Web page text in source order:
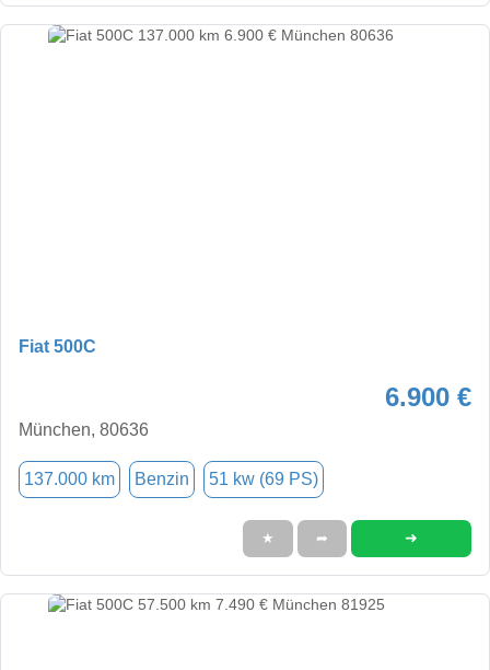
Fiat 500C
6.900 €
München, 80636
137.000 km Benzin 51 kw (69 PS)
★ ➦ ➜